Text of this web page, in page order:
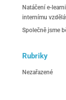
Natáčení e-
internímu
Společně jsme
Rubriky
Nezařazené